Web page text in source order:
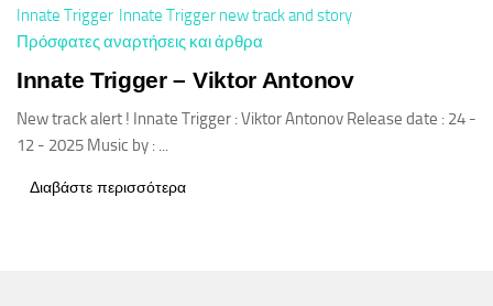
Innate Trigger Innate Trigger new track and story
Πρόσφατες αναρτήσεις και άρθρα
Innate Trigger – Viktor Antonov
New track alert ! Innate Trigger : Viktor Antonov Release date : 24 -
12 - 2025 Music by : ...
Διαβάστε περισσότερα